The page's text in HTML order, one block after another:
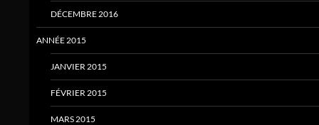
DÉCEMBRE 2016
ANNÉE 2015
JANVIER 2015
FÉVRIER 2015
MARS 2015